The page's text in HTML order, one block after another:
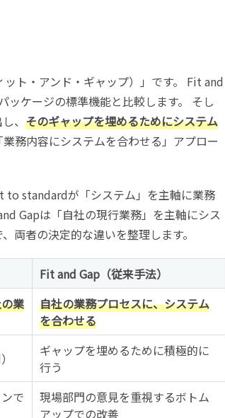
ト・アンド・ギャップ）」です。 Fit and
ッケージの標準機能と比較します。 そし
、 そのギャップを埋めるためにシステム
務内容にシステムを合わせる」アプロー
to standardが「システム」を主軸に業務
Gapは「自社の現行業務」を主軸にシス
両者の決定的な違いを整理します。
Fit and Gap（従来手法）
業
自社の業務プロセスに、システム
を合わせる
ギャップを埋めるために積極的に
行う
で
現場部門の意見を重視するボトム
アップでの改善